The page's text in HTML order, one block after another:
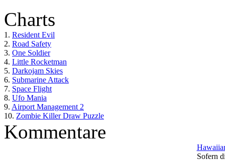
Charts
1. Resident Evil
2. Road Safety
3. One Soldier
4. Little Rocketman
5. Darkojam Skies
6. Submarine Attack
7. Space Flight
8. Ufo Mania
9. Airport Management 2
10. Zombie Killer Draw Puzzle
Kommentare
Sofern